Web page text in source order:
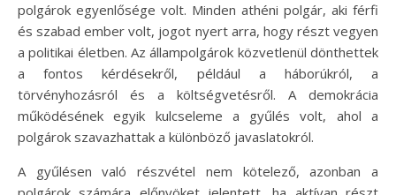
polgárok egyenlősége volt. Minden athéni polgár, aki férfi
és szabad ember volt, jogot nyert arra, hogy részt vegyen
a politikai életben. Az állampolgárok közvetlenül dönthettek
a fontos kérdésekről, például a háborúkról, a
törvényhozásról és a költségvetésről. A demokrácia
működésének egyik kulcseleme a gyűlés volt, ahol a
polgárok szavazhattak a különböző javaslatokról.
A gyűlésen való részvétel nem kötelező, azonban a